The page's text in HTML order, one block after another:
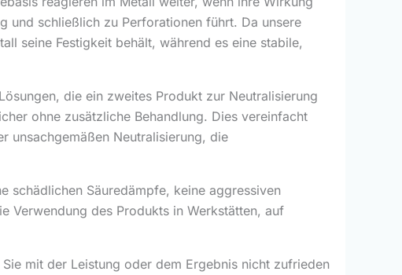
und schließlich zu Perforationen führt. Da unsere
seine Festigkeit behält, während es eine stabile,
die ein zweites Produkt zur Neutralisierung
ohne zusätzliche Behandlung. Dies vereinfacht
unsachgemäßen Neutralisierung, die
schädlichen Säuredämpfe, keine aggressiven
Verwendung des Produkts in Werkstätten, auf
mit der Leistung oder dem Ergebnis nicht zufrieden